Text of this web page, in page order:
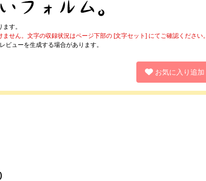
す。
せん。文字の収録状況はページ下部の [文字セット] にてご確認ください。
ューを生成する場合があります。
お気に入り追加